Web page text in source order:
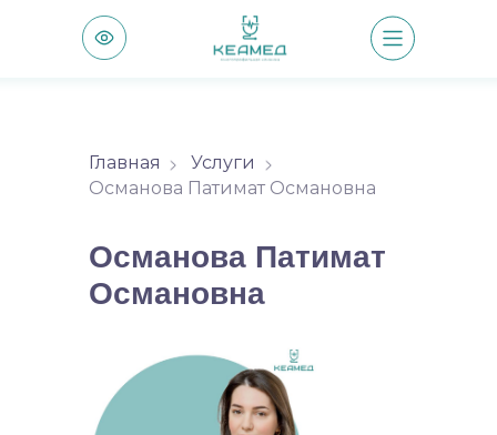
Главная
Услуги
Османова Патимат Османовна
Османова Патимат
Османовна